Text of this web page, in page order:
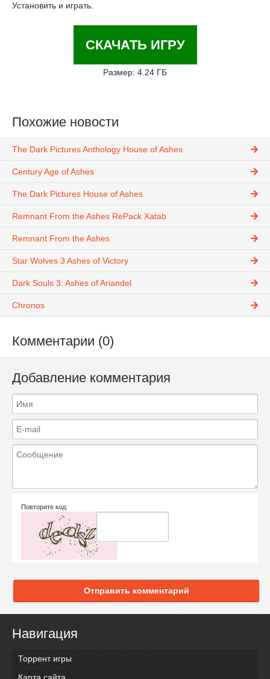
Установить и играть.
СКАЧАТЬ ИГРУ
Размер: 4.24 ГБ
Похожие новости
The Dark Pictures Anthology House of Ashes
Century Age of Ashes
The Dark Pictures House of Ashes
Remnant From the Ashes RePack Xatab
Remnant From the Ashes
Star Wolves 3 Ashes of Victory
Dark Souls 3: Ashes of Ariandel
Chronos
Комментарии (0)
Добавление комментария
Повторите код:
Отправить комментарий
Навигация
Торрент игры